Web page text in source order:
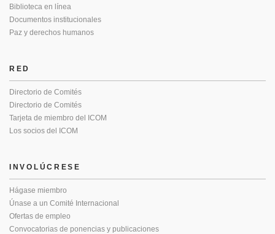
Biblioteca en línea
Documentos institucionales
Paz y derechos humanos
RED
Directorio de Comités
Directorio de Comités
Tarjeta de miembro del ICOM
Los socios del ICOM
INVOLÚCRESE
Hágase miembro
Únase a un Comité Internacional
Ofertas de empleo
Convocatorias de ponencias y publicaciones